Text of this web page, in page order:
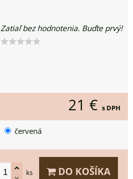
Zatiaľ bez hodnotenia. Buďte prvý!
21 € s DPH
červená
ks DO KOŠÍKA